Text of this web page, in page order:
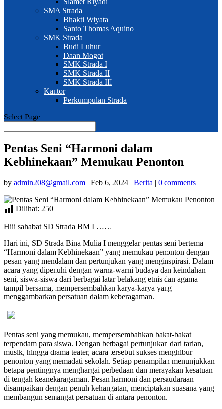
Slamet Riyadi
SMA Strada
Bhakti Wiyata
Santo Thomas Aquino
SMK Strada
Budi Luhur
Daan Mogot
SMK Strada I
SMK Strada II
SMK Strada III
Kantor
Perkumpulan Strada
Select Page
Pentas Seni “Harmoni dalam
Kebhinekaan” Memukau Penonton
by admin208@gmail.com | Feb 6, 2024 | Berita | 0 comments
Dilihat: 250
Hiii sahabat SD Strada BM I ……
Hari ini, SD Strada Bina Mulia I menggelar pentas seni bertema
“Harmoni dalam Kebhinekaan” yang memukau penonton dengan
pesan yang mendalam dan pertunjukan yang menginspirasi. Dalam
acara yang dipenuhi dengan warna-warni budaya dan keindahan
seni, siswa-siswa dari berbagai latar belakang etnis dan agama
tampil bersama, mempersembahkan karya-karya yang
menggambarkan persatuan dalam keberagaman.
Pentas seni yang memukau, mempersembahkan bakat-bakat
terpendam para siswa. Dengan berbagai pertunjukan dari tarian,
musik, hingga drama teater, acara tersebut sukses menghibur
penonton yang memadati sekolah. Setiap penampilan menunjukkan
betapa pentingnya menghargai perbedaan dan merayakan kesatuan
di tengah keanekaragaman. Pesan harmoni dan persaudaraan
disampaikan dengan penuh kehangatan, menciptakan suasana yang
membangun semangat persatuan di antara penonton.